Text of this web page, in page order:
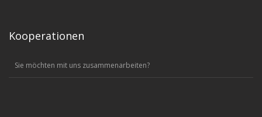
Kooperationen
Sie möchten mit uns zusammenarbeiten?